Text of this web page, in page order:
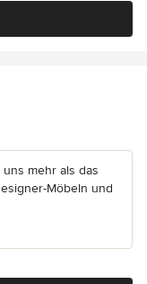
mehr als das
Möbeln und